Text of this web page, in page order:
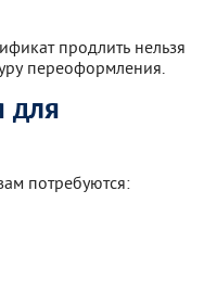
продлить нельзя
переоформления.
для
потребуются: